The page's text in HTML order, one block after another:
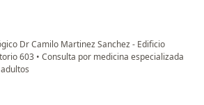
Dr Camilo Martinez Sanchez - Edificio
603 • Consulta por medicina especializada
Hernández